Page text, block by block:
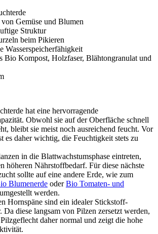
Gemüse und Blumen
Struktur
beim Pikieren
Wasserspeicherfähigkeit
Bio Kompost, Holzfaser, Blähtongranulat und
hat eine hervorragende
Obwohl sie auf der Oberfläche schnell
bleibt sie meist noch ausreichend feucht. Vor
es daher wichtig, die Feuchtigkeit stets zu
in die Blattwachstumsphase eintreten,
höheren Nährstoffbedarf. Für diese nächste
sollte auf eine andere Erde, wie zum
Blumenerde oderBio Tomaten- und
werden.
Hornspäne sind ein idealer Stickstoff-
Da diese langsam von Pilzen zersetzt werden,
daher normal und zeigt die hohe